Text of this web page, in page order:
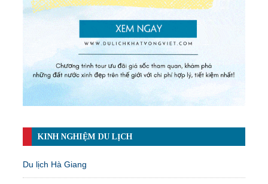
KINH NGHIỆM DU LỊCH
Du lịch Hà Giang